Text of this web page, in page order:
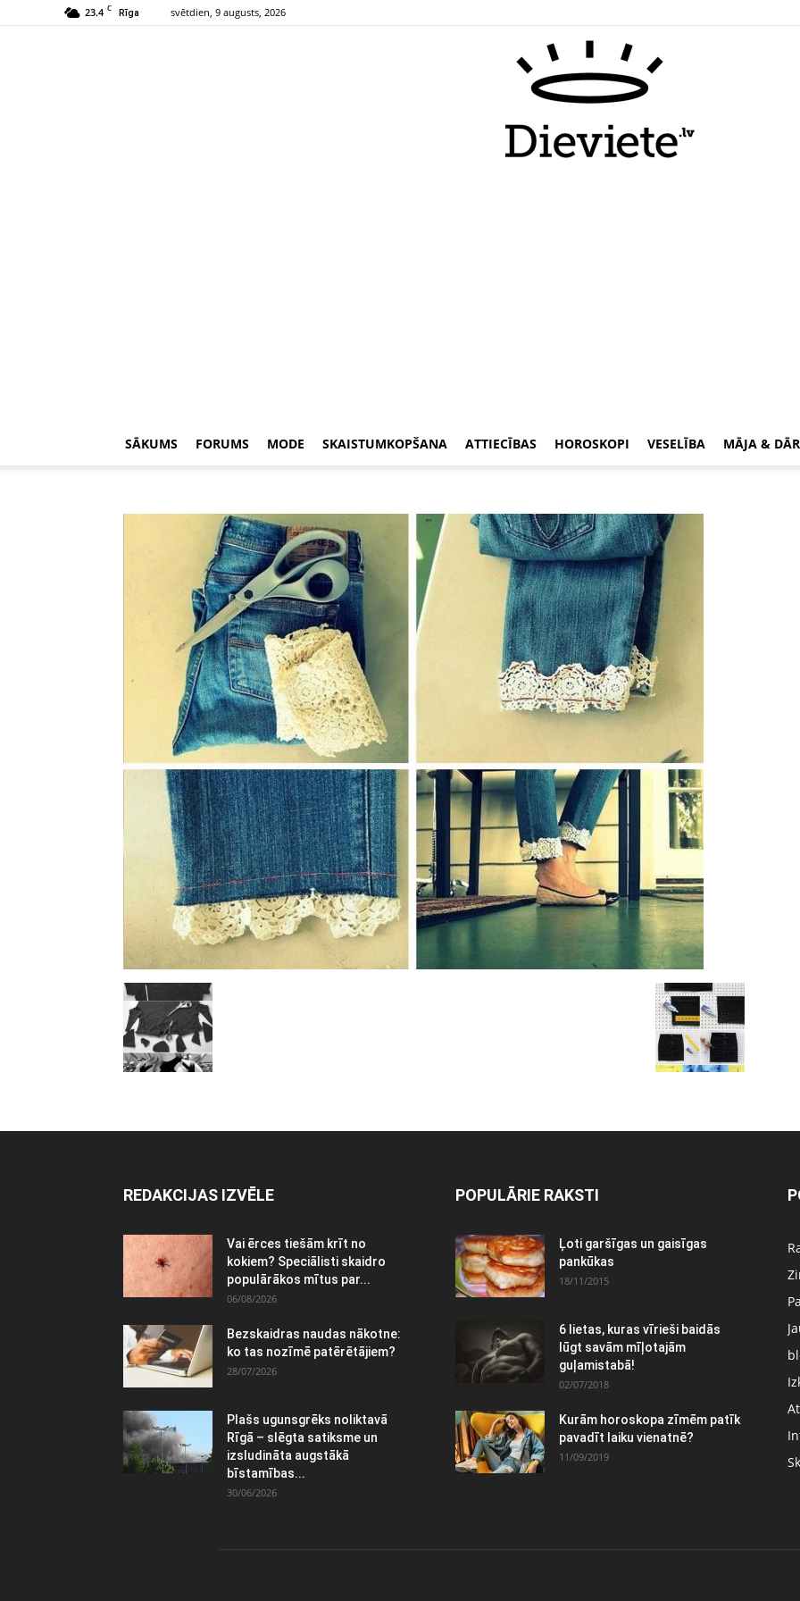
23.4 C Rīga svētdien, 9 augusts, 2026
SĀKUMS FORUMS MODE SKAISTUMKOPŠANA ATTIECĪBAS HOROSKOPI VESELĪBA MĀJA &
REDAKCIJAS IZVĒLE
Vai ērces tiešām krīt no
kokiem? Speciālisti skaidro
populārākos mītus par...
06/08/2026
Bezskaidras naudas nākotne:
ko tas nozīmē patērētājiem?
28/07/2026
Plašs ugunsgrēks noliktavā
Rīgā – slēgta satiksme un
izsludināta augstākā
bīstamības...
30/06/2026
POPULĀRIE RAKSTI
Ļoti garšīgas un gaisīgas
pankūkas
18/11/2015
6 lietas, kuras vīrieši baidās
lūgt savām mīļotajām
guļamistabā!
02/07/2018
Kurām horoskopa zīmēm patīk
pavadīt laiku vienatnē?
11/09/2019